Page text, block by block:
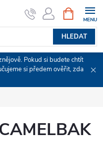
HLEDAT
NÁKUPNÍ
KOŠÍK
Pokud si budete chtít
si předem ověřit, zda